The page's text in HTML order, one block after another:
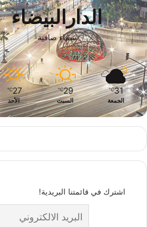
الدارالبيضاء
سماء صافية
31
℃
الجمعة
29
℃
السبت
27
℃
الأحد
اشترك في قائمتنا البريدية!